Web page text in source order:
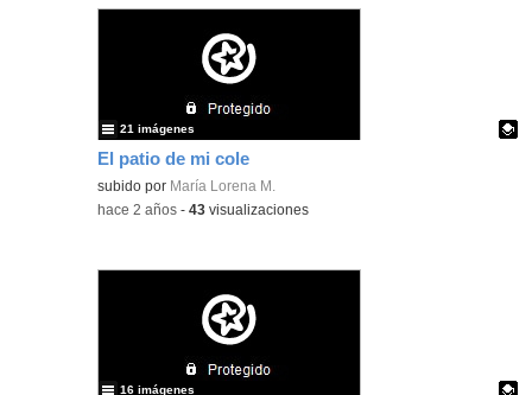
El patio de mi cole
Contenido educativo.
subido por María Lorena M.
21 imágenes
-hace 2 años -43 visualizaciones
16 imágenes